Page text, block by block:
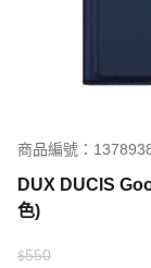
商品編號：
DUX DUCIS
色)
$550